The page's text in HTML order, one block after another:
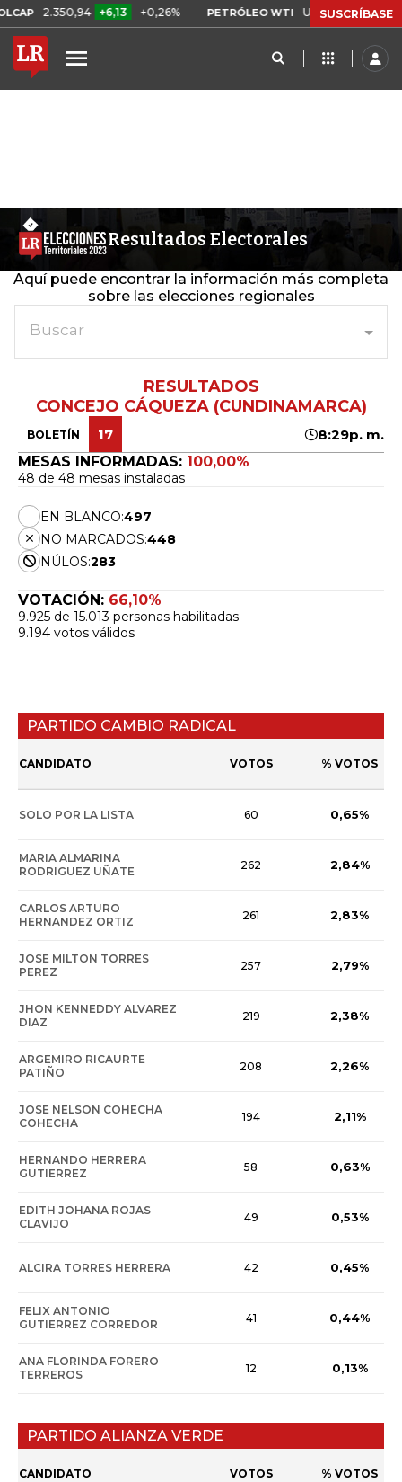
2.350,94 +6,13 +0,26% PETRÓLEO WTI US$ 78,01 US$ 2,92
SUSCRÍBASE
Resultados Electorales
Aquí puede encontrar la información más completa
sobre las elecciones regionales
Buscar
RESULTADOS
CONCEJO CÁQUEZA (CUNDINAMARCA)
BOLETÍN 17
8:29p. m.
MESAS INFORMADAS: 100,00%
48 de 48 mesas instaladas
EN BLANCO:497
NO MARCADOS:448
NÚLOS:283
VOTACIÓN: 66,10%
9.925 de 15.013 personas habilitadas
9.194 votos válidos
PARTIDO CAMBIO RADICAL
CANDIDATO VOTOS % VOTOS
SOLO POR LA LISTA 60 0,65%
MARIA ALMARINA
RODRIGUEZ UÑATE
262 2,84%
CARLOS ARTURO
HERNANDEZ ORTIZ
261 2,83%
JOSE MILTON TORRES
PEREZ
257 2,79%
JHON KENNEDDY ALVAREZ
DIAZ
219 2,38%
ARGEMIRO RICAURTE
PATIÑO
208 2,26%
JOSE NELSON COHECHA
COHECHA
194 2,11%
HERNANDO HERRERA
GUTIERREZ
58 0,63%
EDITH JOHANA ROJAS
CLAVIJO
49 0,53%
ALCIRA TORRES HERRERA 42 0,45%
FELIX ANTONIO
GUTIERREZ CORREDOR
41 0,44%
ANA FLORINDA FORERO
TERREROS
12 0,13%
PARTIDO ALIANZA VERDE
CANDIDATO VOTOS % VOTOS